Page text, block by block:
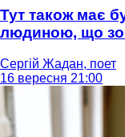
Тут також має
людиною, що
Сергій Жадан, поет
16 вересня 21:00